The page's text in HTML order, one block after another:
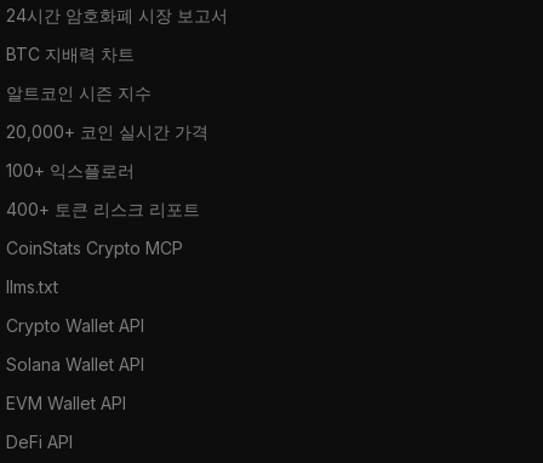
24시간 암호화폐 시장 보고서
BTC 지배력 차트
알트코인 시즌 지수
20,000+ 코인 실시간 가격
100+ 익스플로러
400+ 토큰 리스크 리포트
CoinStats Crypto MCP
llms.txt
Crypto Wallet API
Solana Wallet API
EVM Wallet API
DeFi API